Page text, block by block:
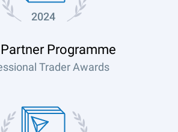
2024
Programme
Trader Awards